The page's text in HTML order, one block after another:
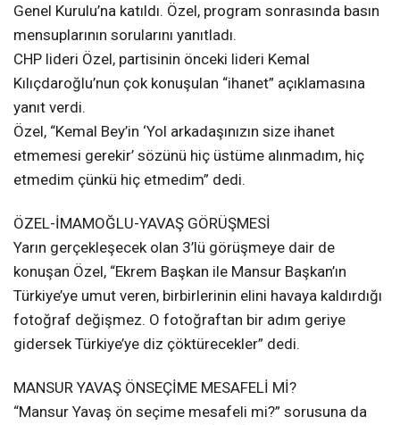
Genel Kurulu’na katıldı. Özel, program sonrasında basın
mensuplarının sorularını yanıtladı.
CHP lideri Özel, partisinin önceki lideri Kemal
Kılıçdaroğlu’nun çok konuşulan “ihanet” açıklamasına
yanıt verdi.
Özel, “Kemal Bey’in ‘Yol arkadaşınızın size ihanet
etmemesi gerekir’ sözünü hiç üstüme alınmadım, hiç
etmedim çünkü hiç etmedim” dedi.
ÖZEL-İMAMOĞLU-YAVAŞ GÖRÜŞMESİ
Yarın gerçekleşecek olan 3’lü görüşmeye dair de
konuşan Özel, “Ekrem Başkan ile Mansur Başkan’ın
Türkiye’ye umut veren, birbirlerinin elini havaya kaldırdığı
fotoğraf değişmez. O fotoğraftan bir adım geriye
gidersek Türkiye’ye diz çöktürecekler” dedi.
MANSUR YAVAŞ ÖNSEÇİME MESAFELİ Mİ?
“Mansur Yavaş ön seçime mesafeli mi?” sorusuna da